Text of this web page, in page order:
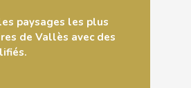
paysages les plus
de Vallès avec des